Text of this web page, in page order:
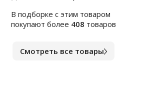
Арт.я255248
45х12мм, 5цветов по 20
В подборке c этим товаром
покупают более 408 товаров
Смотреть все товары